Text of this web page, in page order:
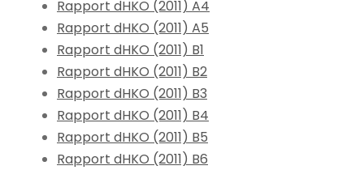
Rapport dHKO (2011) A4
Rapport dHKO (2011) A5
Rapport dHKO (2011) B1
Rapport dHKO (2011) B2
Rapport dHKO (2011) B3
Rapport dHKO (2011) B4
Rapport dHKO (2011) B5
Rapport dHKO (2011) B6